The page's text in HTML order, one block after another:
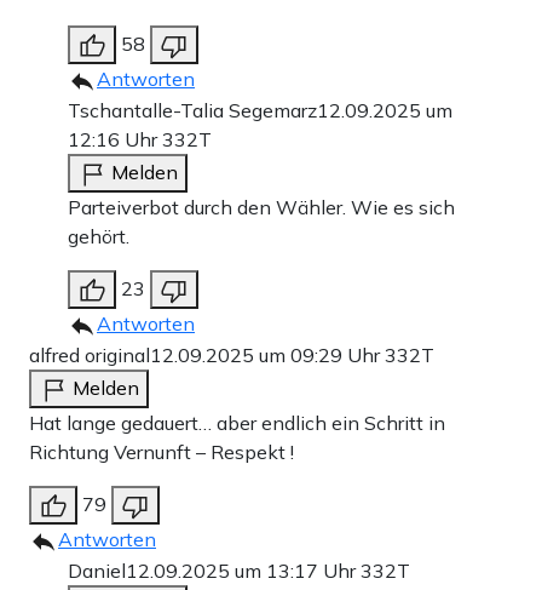
58
Antworten
Tschantalle-Talia Segemarz12.09.2025 um
12:16 Uhr332T
Melden
Parteiverbot durch den Wähler. Wie es sich
gehört.
23
Antworten
alfred original12.09.2025 um 09:29 Uhr332T
Melden
Hat lange gedauert… aber endlich ein Schritt in
Richtung Vernunft – Respekt !
79
Antworten
Daniel12.09.2025 um 13:17 Uhr332T